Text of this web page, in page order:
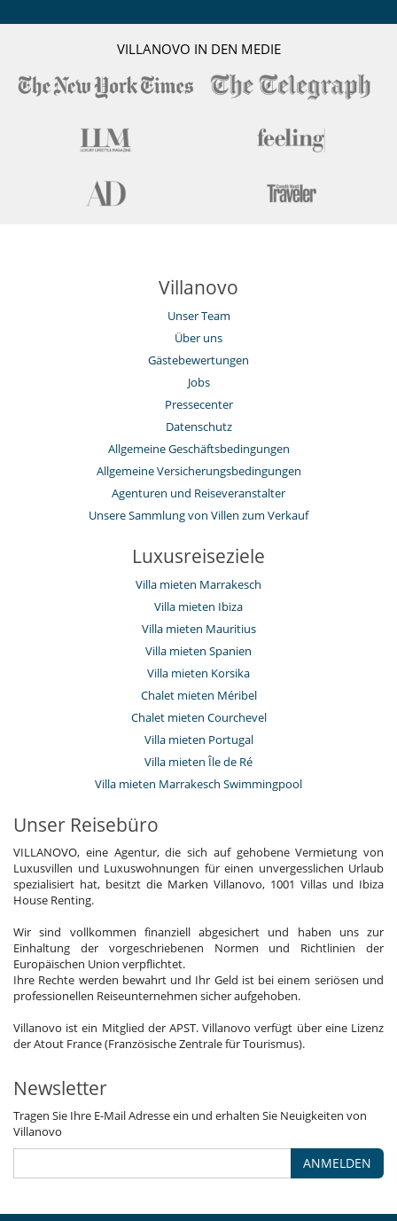
VILLANOVO IN DEN MEDIE
Villanovo
Unser Team
Über uns
Gästebewertungen
Jobs
Pressecenter
Datenschutz
Allgemeine Geschäftsbedingungen
Allgemeine Versicherungsbedingungen
Agenturen und Reiseveranstalter
Unsere Sammlung von Villen zum Verkauf
Luxusreiseziele
Villa mieten Marrakesch
Villa mieten Ibiza
Villa mieten Mauritius
Villa mieten Spanien
Villa mieten Korsika
Chalet mieten Méribel
Chalet mieten Courchevel
Villa mieten Portugal
Villa mieten Île de Ré
Villa mieten Marrakesch Swimmingpool
Unser Reisebüro
VILLANOVO, eine Agentur, die sich auf gehobene Vermietung von
Luxusvillen und Luxuswohnungen für einen unvergesslichen Urlaub
spezialisiert hat, besitzt die Marken Villanovo, 1001 Villas und Ibiza
House Renting.
Wir sind vollkommen finanziell abgesichert und haben uns zur
Einhaltung der vorgeschriebenen Normen und Richtlinien der
Europäischen Union verpflichtet.
Ihre Rechte werden bewahrt und Ihr Geld ist bei einem seriösen und
professionellen Reiseunternehmen sicher aufgehoben.
Villanovo ist ein Mitglied der APST. Villanovo verfügt über eine Lizenz
der Atout France (Französische Zentrale für Tourismus).
Newsletter
Tragen Sie Ihre E-Mail Adresse ein und erhalten Sie Neuigkeiten von
Villanovo
ANMELDEN